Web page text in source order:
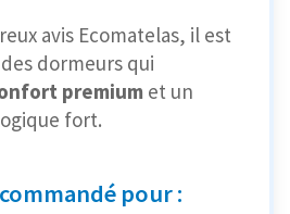
avis Ecomatelas, il est
dormeurs qui
premium et un
fort.
pour :